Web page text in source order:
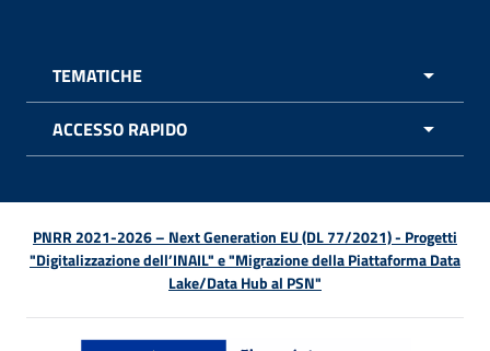
TEMATICHE
ACCESSO RAPIDO
PNRR 2021-2026 – Next Generation EU (DL 77/2021) - Progetti
"Digitalizzazione dell’INAIL" e "Migrazione della Piattaforma Data
Lake/Data Hub al PSN"